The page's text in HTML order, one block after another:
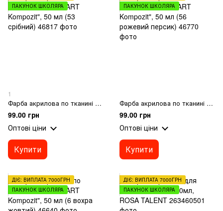
ПАКУНОК ШКОЛЯРА
1
Фарба акрилова по тканині MAMBO "ART Kompozit", 50 мл (53 срібний)
99.00 грн
Оптові ціни
Купити
ПАКУНОК ШКОЛЯРА
Фарба акрилова по тканині MAMBO "ART Kompozit", 50 мл (56 рожевий персик)
99.00 грн
Оптові ціни
Купити
ДІЄ: ВИПЛАТА 7000ГРН
ПАКУНОК ШКОЛЯРА
ДІЄ: ВИПЛАТА 7000ГРН
ПАКУНОК ШКОЛЯРА